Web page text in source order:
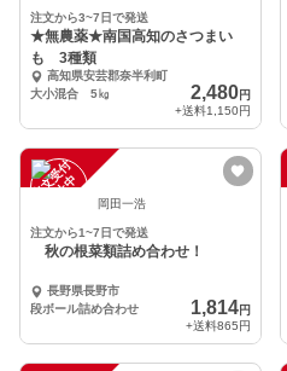
注文から3~7日で発送
★無農薬★南国高知のさつまい
も 3種類
高知県安芸郡奈半利町
大小混合 5㎏
2,480円
+送料1,150円
注
文
受
付
停
止
中 岡田一浩
注文から1~7日で発送
秋の根菜類詰め合わせ！
長野県長野市
段ボール詰め合わせ
1,814円
+送料865円